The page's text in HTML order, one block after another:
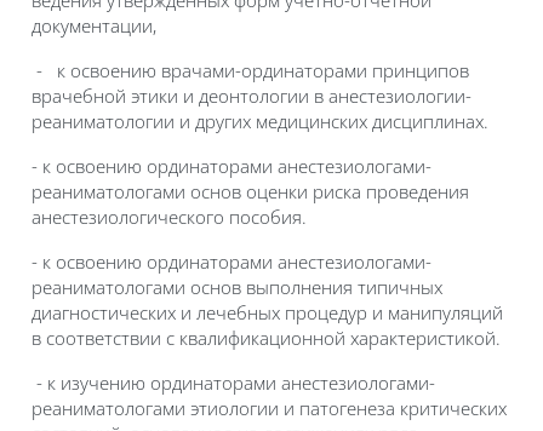
документации,
- к освоению врачами-ординаторами принципов
врачебной этики и деонтологии в анестезиологии-
реаниматологии и других медицинских дисциплинах.
- к освоению ординаторами анестезиологами-
реаниматологами основ оценки риска проведения
анестезиологического пособия.
- к освоению ординаторами анестезиологами-
реаниматологами основ выполнения типичных
диагностических и лечебных процедур и манипуляций
в соответствии с квалификационной характеристикой.
- к изучению ординаторами анестезиологами-
реаниматологами этиологии и патогенеза критических